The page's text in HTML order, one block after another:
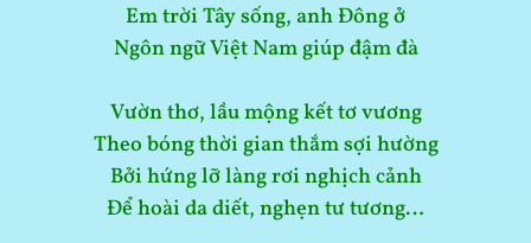
Em trời Tây sống, anh Đông ở
Ngôn ngữ Việt Nam giúp đậm đà
Vườn thơ, lầu mộng kết tơ vương
Theo bóng thời gian thắm sợi hường
Bởi hứng lỡ làng rơi nghịch cảnh
Để hoài da diết, nghẹn tư tương…